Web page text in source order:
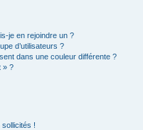
je en rejoindre un ?
d’utilisateurs ?
dans une couleur différente ?
» ?
!